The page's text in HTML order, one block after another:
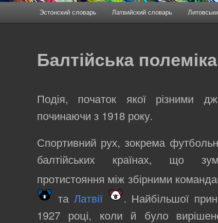
Эстонский словарь Латвийский словарь
Балтійська полеміка
Подія, початок якої різними
починаючи з 1918 року.
Спортивний рух, зокрема
балтійських країнах, що
протистояння між збірними
та Латвії
. Найбільшої
1927 році, коли й було